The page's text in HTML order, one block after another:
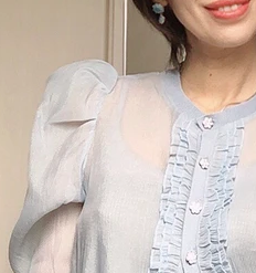
パーソナルカラー【夏】 パーソ
美ウォーキングレッスン 美ウ
骨格診断【ナチュラル】 最上級